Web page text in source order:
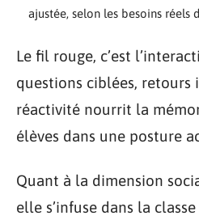
ajustée, selon les besoins réels
Le fil rouge, c’est
questions ciblées, retours
réactivité nourrit la
élèves dans une posture
Quant à la dimension
elle s’infuse dans la